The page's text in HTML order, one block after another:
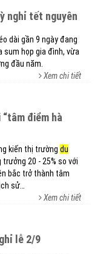
nghỉ tết nguyên
dài gần 9 ngày đang
sum họp gia đình, vừa
đầu năm.
Xem chi tiết
kiến thị trường du
20 - 25% so với
bắc trở thành tâm
sử…
Xem chi tiết
lễ 2/9